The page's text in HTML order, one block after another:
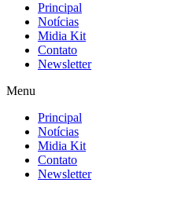
Principal
Notícias
Midia Kit
Contato
Newsletter
Menu
Principal
Notícias
Midia Kit
Contato
Newsletter